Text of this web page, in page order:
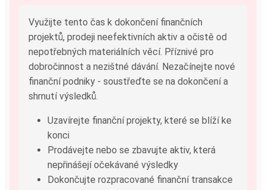
Využijte tento čas k dokončení finančních
projektů, prodeji neefektivních aktiv a očistě od
nepotřebných materiálních věcí. Příznivé pro
dobročinnost a nezištné dávání. Nezačínejte nové
finanční podniky - soustřeďte se na dokončení a
shrnutí výsledků.
Uzavírejte finanční projekty, které se blíží ke
konci
Prodávejte nebo se zbavujte aktiv, která
nepřinášejí očekávané výsledky
Dokončujte rozpracované finanční transakce